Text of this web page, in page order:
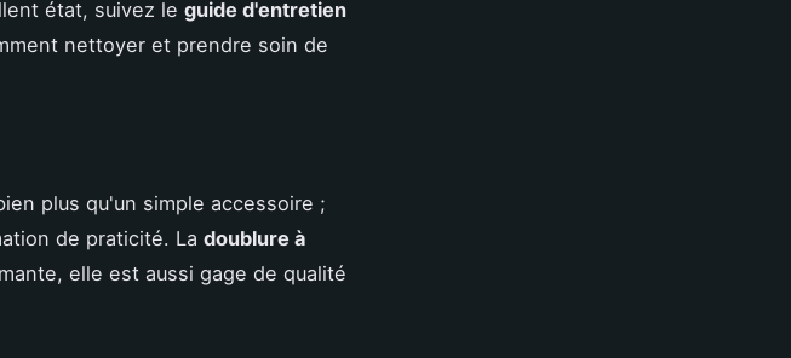
état, suivez le guide d'entretien
nettoyer et prendre soin de
plus qu'un simple accessoire ;
de praticité. La doublure à
elle est aussi gage de qualité